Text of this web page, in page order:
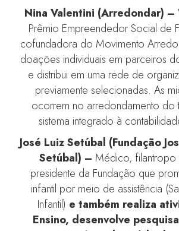
Nina Valentini (Arredondar) –
Prêmio Empreendedor Social de
cofundadora do Movimento
doações individuais em parceiros
e distribui em uma rede de
previamente selecionadas. As
ocorrem no arredondamento do
sistema integrado à
José Luiz Setúbal (Fundação
Setúbal) – Médico,
presidente da Fundação que
infantil por meio de assistência
Infantil) e também realiza
Ensino, desenvolve